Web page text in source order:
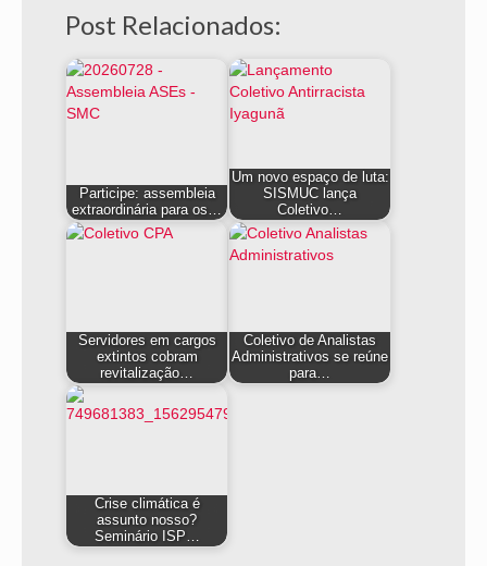
Post Relacionados:
Participe: assembleia
extraordinária para os…
Um novo espaço de luta:
SISMUC lança
Coletivo…
Servidores em cargos
extintos cobram
revitalização…
Coletivo de Analistas
Administrativos se reúne
para…
Crise climática é
assunto nosso?
Seminário ISP…